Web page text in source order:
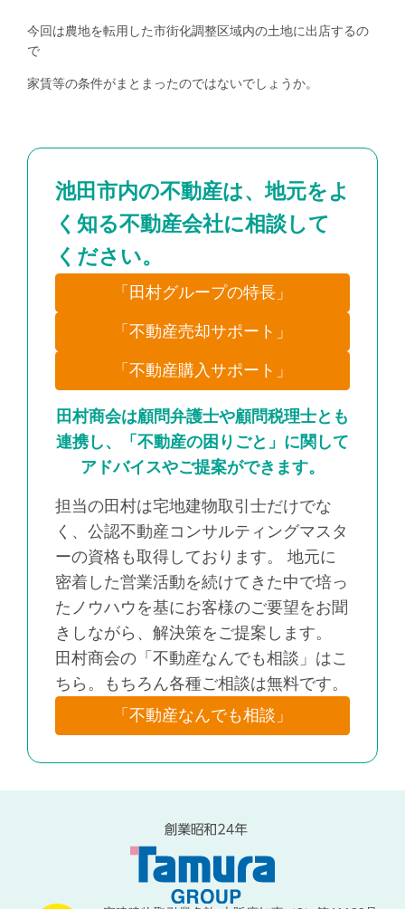
今回は農地を転用した市街化調整区域内の土地に出店するの
で
家賃等の条件がまとまったのではないでしょうか。
池田市内の不動産は、地元をよ
く知る不動産会社に相談して
ください。
「田村グループの特長」
「不動産売却サポート」
「不動産購入サポート」
田村商会は顧問弁護士や顧問税理士とも
連携し、「不動産の困りごと」に関して
アドバイスやご提案ができます。
担当の田村は宅地建物取引士だけでな
く、公認不動産コンサルティングマスタ
ーの資格も取得しております。 地元に
密着した営業活動を続けてきた中で培っ
たノウハウを基にお客様のご要望をお聞
きしながら、解決策をご提案します。
田村商会の「不動産なんでも相談」はこ
ちら。もちろん各種ご相談は無料です。
「不動産なんでも相談」